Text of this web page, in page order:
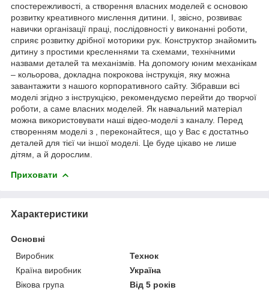
спостережливості, а створення власних моделей є основою
розвитку креативного мислення дитини. І, звісно, ​​розвиває
навички організації праці, послідовності у виконанні роботи,
сприяє розвитку дрібної моторики рук. Конструктор знайомить
дитину з простими кресленнями та схемами, технічними
назвами деталей та механізмів. На допомогу юним механікам
– кольорова, докладна покрокова інструкція, яку можна
завантажити з нашого корпоративного сайту. Зібравши всі
моделі згідно з інструкцією, рекомендуємо перейти до творчої
роботи, а саме власних моделей. Як навчальний матеріал
можна використовувати наші відео-моделі з каналу. Перед
створенням моделі з , переконайтеся, що у Вас є достатньо
деталей для тієї чи іншої моделі. Це буде цікаво не лише
дітям, а й дорослим.
Приховати
Характеристики
Основні
Виробник
Технок
Країна виробник
Україна
Вікова група
Від 5 років